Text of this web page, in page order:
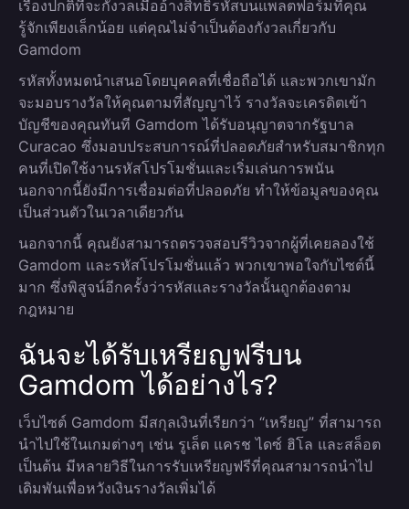
เรื่องปกติที่จะกังวลเมื่ออ้างสิทธิ์รหัสบนแพลตฟอร์มที่คุณ
รู้จักเพียงเล็กน้อย แต่คุณไม่จำเป็นต้องกังวลเกี่ยวกับ
Gamdom
รหัสทั้งหมดนำเสนอโดยบุคคลที่เชื่อถือได้ และพวกเขามัก
จะมอบรางวัลให้คุณตามที่สัญญาไว้ รางวัลจะเครดิตเข้า
บัญชีของคุณทันที Gamdom ได้รับอนุญาตจากรัฐบาล
Curacao ซึ่งมอบประสบการณ์ที่ปลอดภัยสำหรับสมาชิกทุก
คนที่เปิดใช้งานรหัสโปรโมชั่นและเริ่มเล่นการพนัน
นอกจากนี้ยังมีการเชื่อมต่อที่ปลอดภัย ทำให้ข้อมูลของคุณ
เป็นส่วนตัวในเวลาเดียวกัน
นอกจากนี้ คุณยังสามารถตรวจสอบรีวิวจากผู้ที่เคยลองใช้
Gamdom และรหัสโปรโมชั่นแล้ว พวกเขาพอใจกับไซต์นี้
มาก ซึ่งพิสูจน์อีกครั้งว่ารหัสและรางวัลนั้นถูกต้องตาม
กฎหมาย
ฉันจะได้รับเหรียญฟรีบน
Gamdom ได้อย่างไร?
เว็บไซต์ Gamdom มีสกุลเงินที่เรียกว่า “เหรียญ” ที่สามารถ
นำไปใช้ในเกมต่างๆ เช่น รูเล็ต แครช ไดซ์ ฮิโล และสล็อต
เป็นต้น มีหลายวิธีในการรับเหรียญฟรีที่คุณสามารถนำไป
เดิมพันเพื่อหวังเงินรางวัลเพิ่มได้